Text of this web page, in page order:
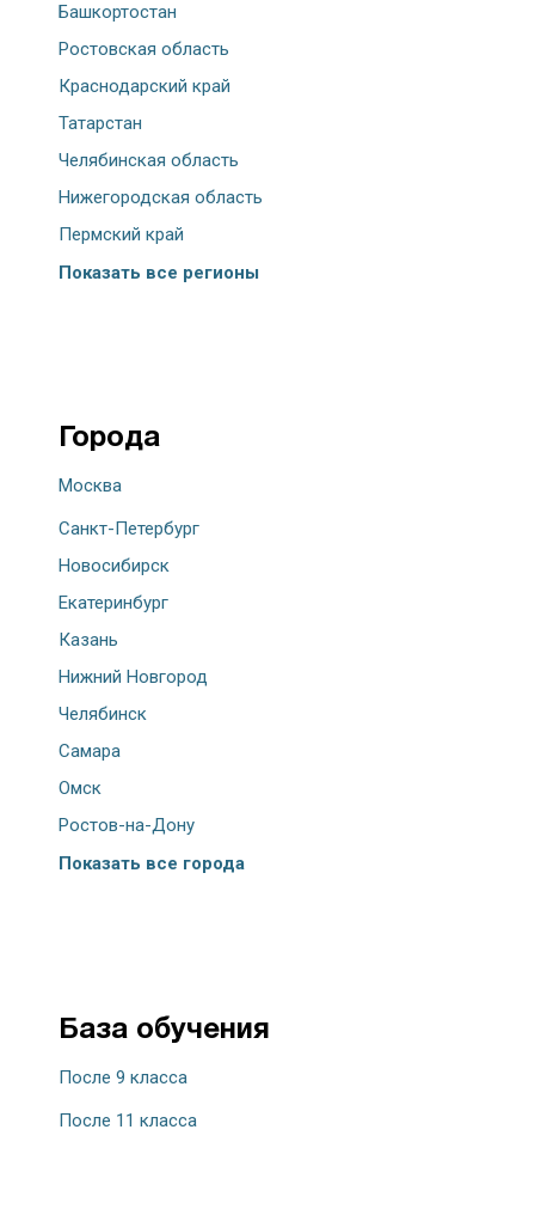
Башкортостан
Ростовская область
Краснодарский край
Татарстан
Челябинская область
Нижегородская область
Пермский край
Показать все регионы
Города
Москва
Санкт-Петербург
Новосибирск
Екатеринбург
Казань
Нижний Новгород
Челябинск
Самара
Омск
Ростов-на-Дону
Показать все города
База обучения
После 9 класса
После 11 класса